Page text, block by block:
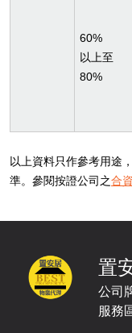
置
公司
服務